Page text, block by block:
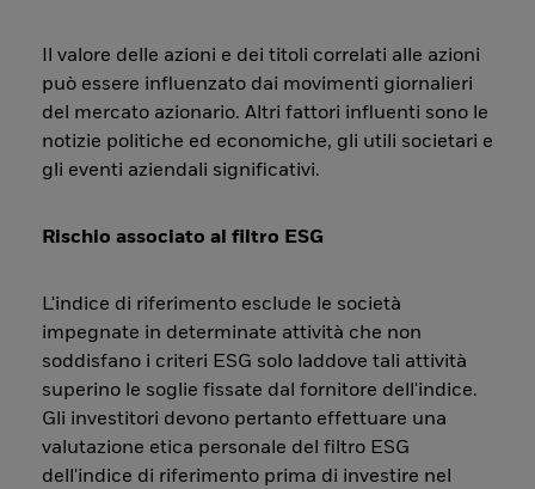
Il valore delle azioni e dei titoli correlati alle azioni
può essere influenzato dai movimenti giornalieri
del mercato azionario. Altri fattori influenti sono le
notizie politiche ed economiche, gli utili societari e
gli eventi aziendali significativi.
Rischio associato al filtro ESG
L'indice di riferimento esclude le società
impegnate in determinate attività che non
soddisfano i criteri ESG solo laddove tali attività
superino le soglie fissate dal fornitore dell'indice.
Gli investitori devono pertanto effettuare una
valutazione etica personale del filtro ESG
dell'indice di riferimento prima di investire nel